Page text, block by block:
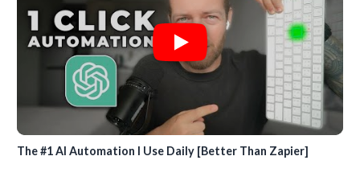
The #1 AI Automation I Use Daily [Better Than Zapier]